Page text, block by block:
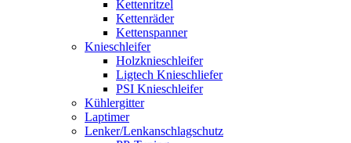
Kettenritzel
Kettenräder
Kettenspanner
Knieschleifer
Holzknieschleifer
Ligtech Knieschliefer
PSI Knieschleifer
Kühlergitter
Laptimer
Lenker/Lenkanschlagschutz